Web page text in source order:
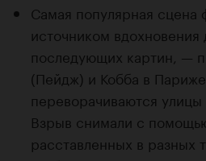
Самая популярная сцена
источником вдохновения
последующих картин, —
(Пейдж) и Кобба в
переворачиваются улицы
Взрыв снимали с
расставленных в разных